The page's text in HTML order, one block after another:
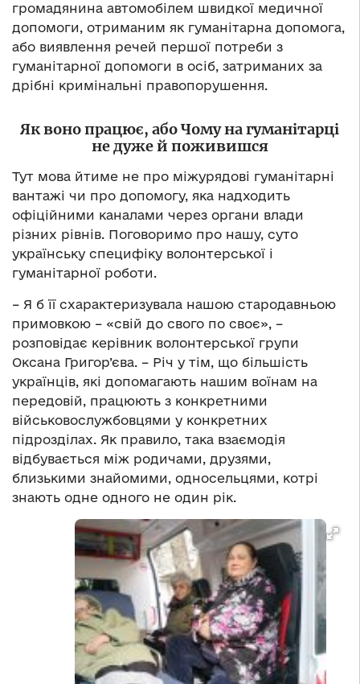
громадянина автомобілем швидкої медичної
допомоги, отриманим як гуманітарна допомога,
або виявлення речей першої потреби з
гуманітарної допомоги в осіб, затриманих за
дрібні кримінальні правопорушення.
Як воно працює, або Чому на гуманітарці
не дуже й поживишся
Тут мова йтиме не про міжурядові гуманітарні
вантажі чи про допомогу, яка надходить
офіційними каналами через органи влади
різних рівнів. Поговоримо про нашу, суто
українську специфіку волонтерської і
гуманітарної роботи.
– Я б її схарактеризувала нашою стародавньою
примовкою – «свій до свого по своє», –
розповідає керівник волонтерської групи
Оксана Григор’єва. – Річ у тім, що більшість
українців, які допомагають нашим воїнам на
передовій, працюють з конкретними
військовослужбовцями у конкретних
підрозділах. Як правило, така взаємодія
відбувається між родичами, друзями,
близькими знайомими, односельцями, котрі
знають одне одного не один рік.